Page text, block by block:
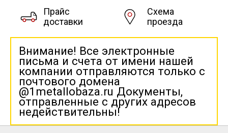
Прайс
доставки
Схема
проезда
Внимание! Все электронные
письма и счета от имени нашей
компании отправляются только с
почтового домена
@1metallobaza.ru Документы,
отправленные с других адресов
недействительны!